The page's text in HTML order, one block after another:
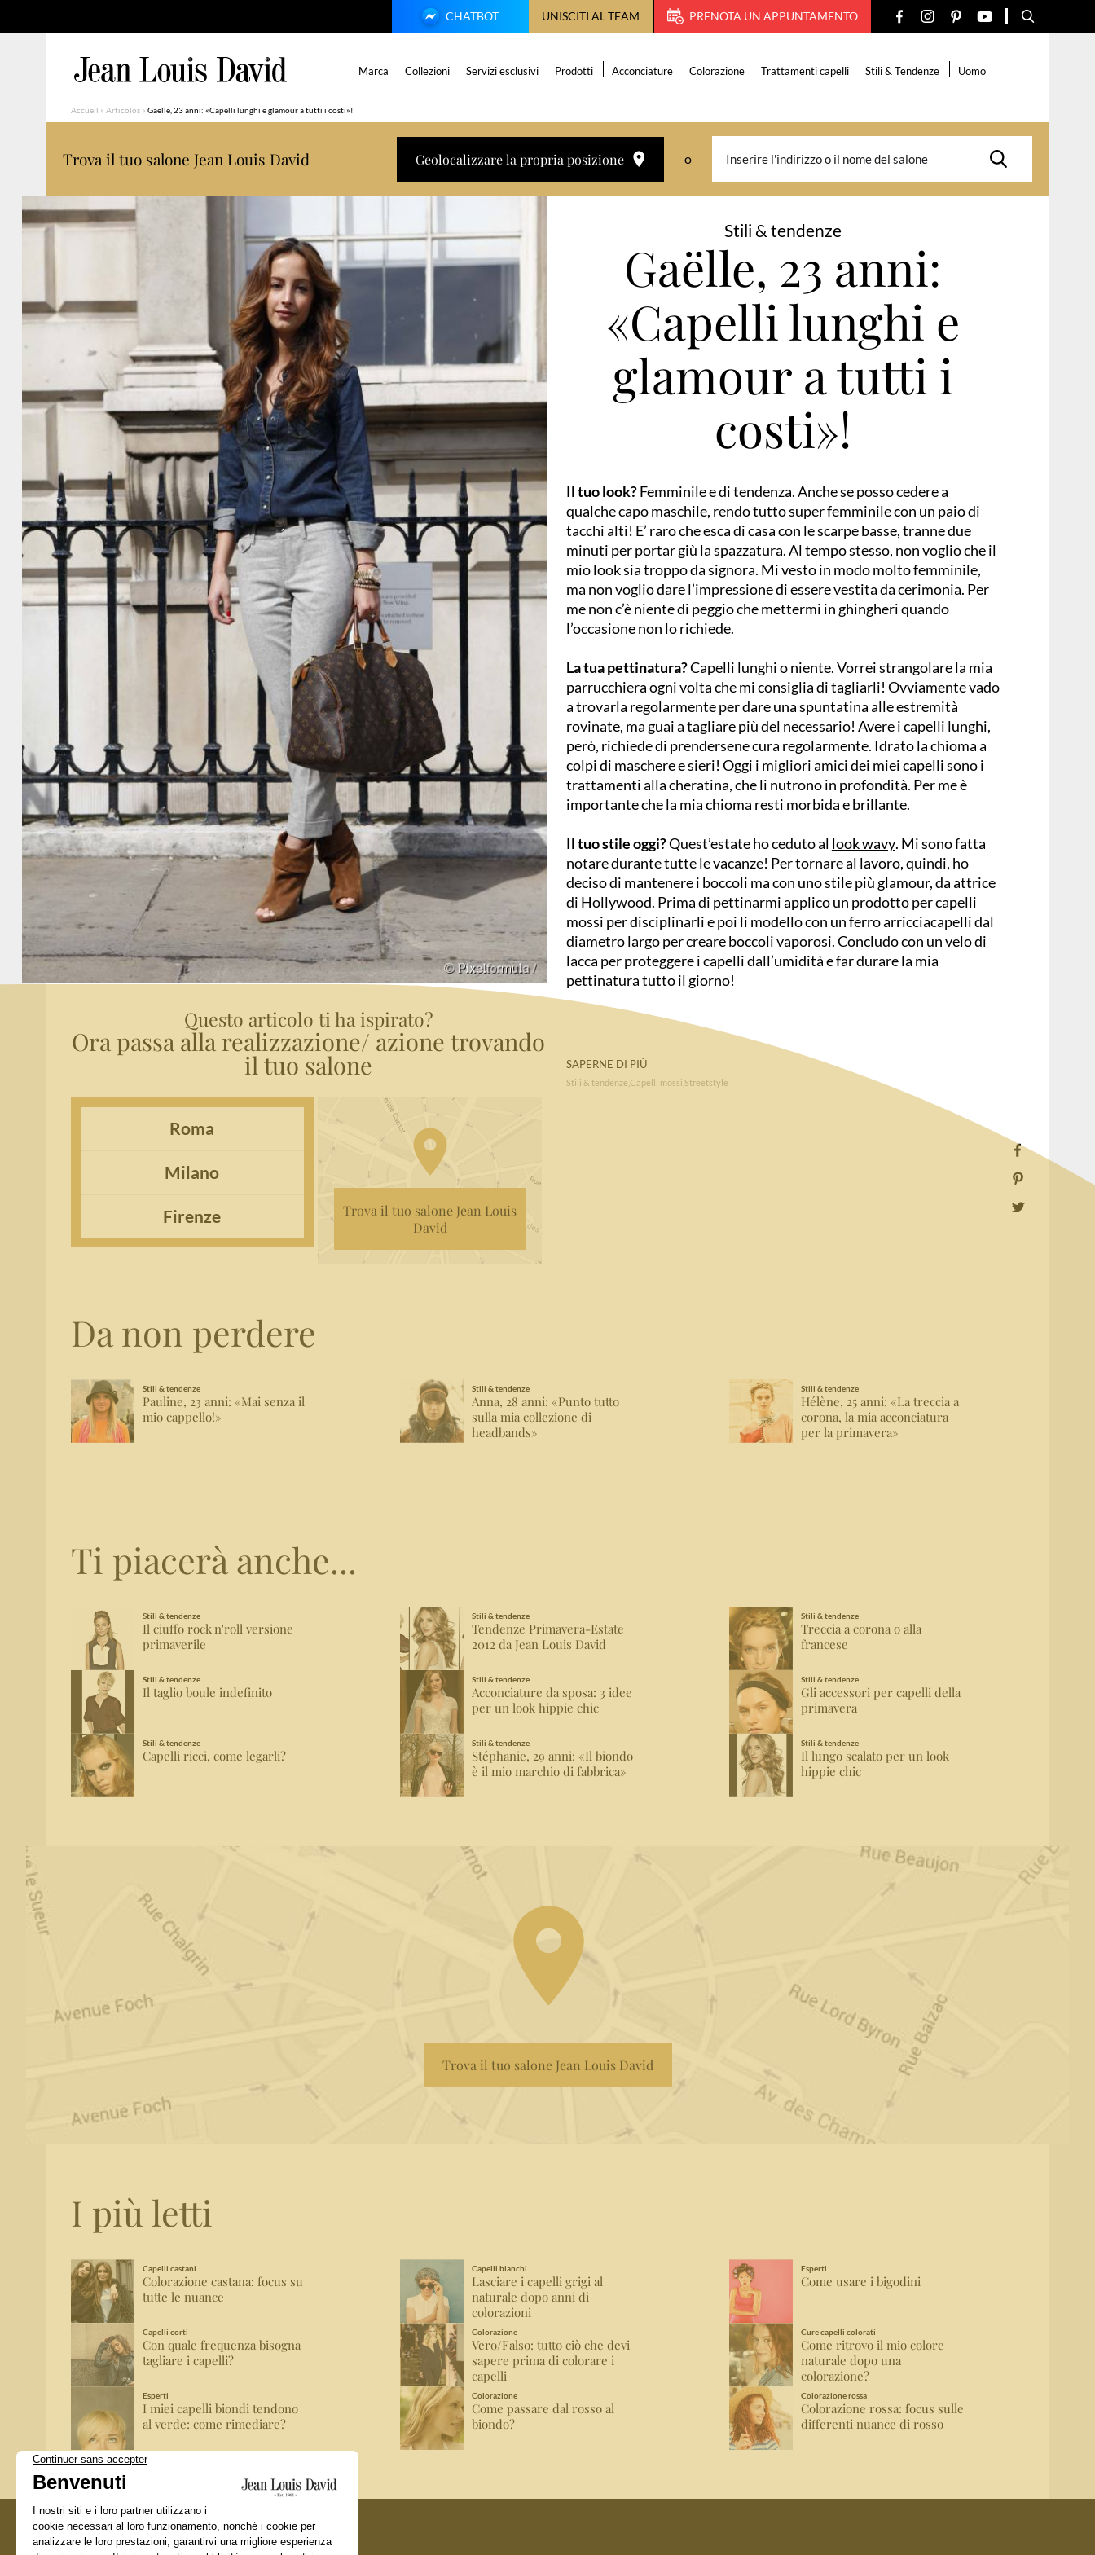
CHATBOT UNISCITI AL TEAM PRENOTA UN APPUNTAMENTO
Marca Collezioni Servizi esclusivi Prodotti Acconciature Colorazione Trattamenti capelli Stili & Tendenze Uomo
Accueil » Articolos » Gaëlle, 23 anni: «Capelli lunghi e glamour a tutti i costi»!
Trova il tuo salone Jean Louis David Geolocalizzare la propria posizione o
Questo articolo ti ha ispirato?
Ora passa alla realizzazione/ azione trovando
il tuo salone
Roma
Milano
Firenze
Trova il tuo salone Jean Louis
David
Stili & tendenze
Gaëlle, 23 anni:
«Capelli lunghi e
glamour a tutti i
costi»!
Il tuo look?Femminile e di tendenza. Anche se posso cedere a
qualche capo maschile, rendo tutto super femminile con un paio di
tacchi alti! E’ raro che esca di casa con le scarpe basse, tranne due
minuti per portar giù la spazzatura. Al tempo stesso, non voglio che il
mio look sia troppo da signora. Mi vesto in modo molto femminile,
ma non voglio dare l’impressione di essere vestita da cerimonia. Per
me non c’è niente di peggio che mettermi in ghingheri quando
l’occasione non lo richiede.
La tua pettinatura?Capelli lunghi o niente. Vorrei strangolare la mia
parrucchiera ogni volta che mi consiglia di tagliarli! Ovviamente vado
a trovarla regolarmente per dare una spuntatina alle estremità
rovinate, ma guai a tagliare più del necessario! Avere i capelli lunghi,
però, richiede di prendersene cura regolarmente. Idrato la chioma a
colpi di maschere e sieri! Oggi i migliori amici dei miei capelli sono i
trattamenti alla cheratina, che li nutrono in profondità. Per me è
importante che la mia chioma resti morbida e brillante.
Il tuo stile oggi?Quest’estate ho ceduto al look wavy. Mi sono fatta
notare durante tutte le vacanze! Per tornare al lavoro, quindi, ho
deciso di mantenere i boccoli ma con uno stile più glamour, da attrice
di Hollywood. Prima di pettinarmi applico un prodotto per capelli
mossi per disciplinarli e poi li modello con un ferro arricciacapelli dal
diametro largo per creare boccoli vaporosi. Concludo con un velo di
lacca per proteggere i capelli dall’umidità e far durare la mia
pettinatura tutto il giorno!
SAPERNE DI PIÙ
Stili & tendenze Capelli mossi Streetstyle
Da non perdere
Stili & tendenze
Pauline, 23 anni: «Mai senza il
mio cappello!»
Stili & tendenze
Anna, 28 anni: «Punto tutto
sulla mia collezione di
headbands»
Stili & tendenze
Hélène, 25 anni: «La treccia a
corona, la mia acconciatura
per la primavera»
Ti piacerà anche...
Stili & tendenze
Il ciuffo rock'n'roll versione
primaverile
Stili & tendenze
Tendenze Primavera-Estate
2012 da Jean Louis David
Stili & tendenze
Treccia a corona o alla
francese
Stili & tendenze
Il taglio boule indefinito
Stili & tendenze
Acconciature da sposa: 3 idee
per un look hippie chic
Stili & tendenze
Gli accessori per capelli della
primavera
Stili & tendenze
Capelli ricci, come legarli?
Stili & tendenze
Stéphanie, 29 anni: «Il biondo
è il mio marchio di fabbrica»
Stili & tendenze
Il lungo scalato per un look
hippie chic
Trova il tuo salone Jean Louis David
I più letti
Capelli castani
Colorazione castana: focus su
tutte le nuance
Capelli bianchi
Lasciare i capelli grigi al
naturale dopo anni di
colorazioni
Esperti
Come usare i bigodini
Capelli corti
Con quale frequenza bisogna
tagliare i capelli?
Colorazione
Vero/Falso: tutto ciò che devi
sapere prima di colorare i
capelli
Cure capelli colorati
Come ritrovo il mio colore
naturale dopo una
colorazione?
Esperti
I miei capelli biondi tendono
al verde: come rimediare?
Colorazione
Come passare dal rosso al
biondo?
Colorazione rossa
Colorazione rossa: focus sulle
differenti nuance di rosso